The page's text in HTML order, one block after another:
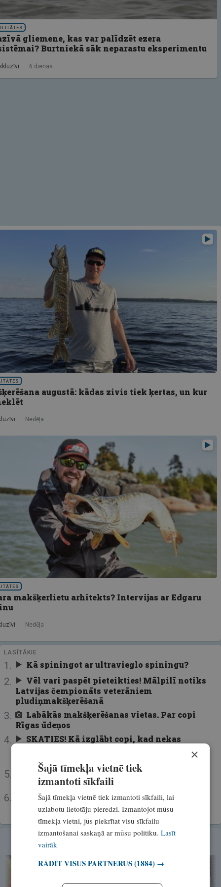
gliemene, kas var palīdzēt ezera
Burtniekā sāk neparastu eksperimentu
6 dienas
augustā: kādas zivis tiek ķertas, un kur
Nedēļa
makšķerlietu arhitekts? Intervijas ar Edgaru
Nedēļa
LASĪTĀKIE
Kā spiningot ar ultravieglo spiningu?
Vēl vari paspēt pieteikties! Mālpilī notiks
Latvijas čempionāts veterāniem
pludiņmakšķerēšanā
Labākās makšķerēšanas vietas. Par copi
Rīgas ūdeņos
SKATIES! Kā izglābt copi, kad nekas
FOTO un VIDEO! Kāds ir visvienkāršākais
veids, kā pagatavot zuti? Piecas sastāvdaļas
Interaktīvā karte! Vietas, kurās iespējams
ielaist laivu
×
Šajā tīmekļa vietnē tiek
izmantoti sīkfaili
Šajā tīmekļa vietnē tiek izmantoti sīkfaili, lai
uzlabotu lietotāju pieredzi. Izmantojot mūsu
tīmekļa vietni, jūs piekrītat visu sīkfailu
izmantošanai saskaņā ar mūsu politiku.Lasīt
vairāk
RĀDĪT VISUS PARTNERUS(1884) →